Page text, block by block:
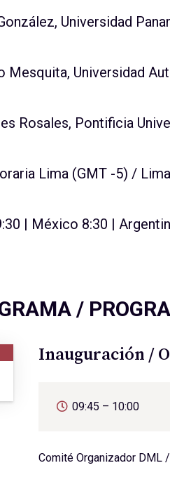
Universidad
Mesquita, Universidad
Rosales, Pontificia
Lima (GMT -5) /
| México 8:30 |
/
Inauguración /
09:45 – 10:00
Comité Organizador DML